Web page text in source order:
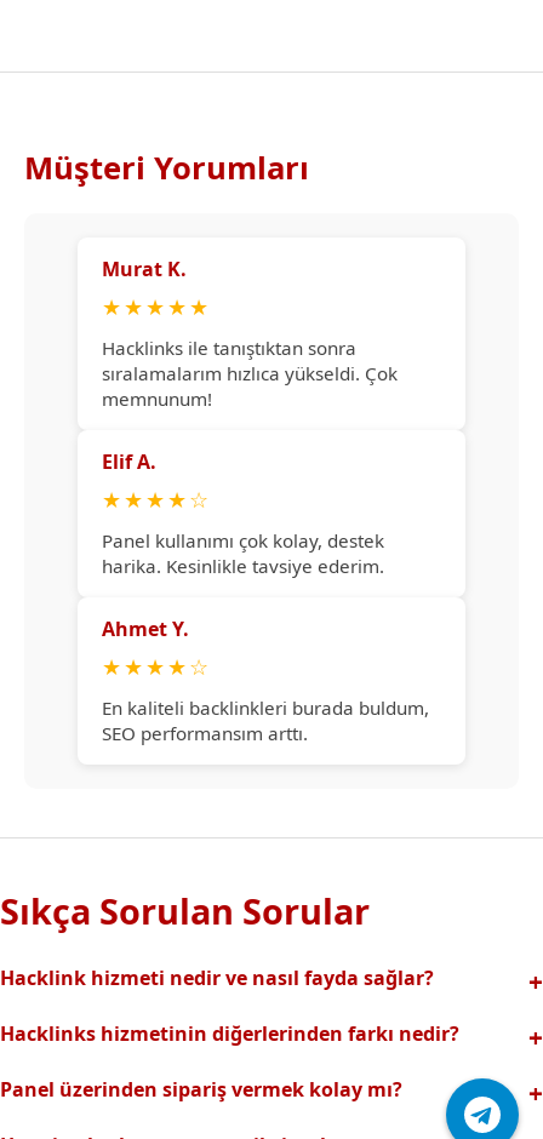
Müşteri Yorumları
Murat K.
★★★★★
Hacklinks ile tanıştıktan sonra
sıralamalarım hızlıca yükseldi. Çok
memnunum!
Elif A.
★★★★☆
Panel kullanımı çok kolay, destek
harika. Kesinlikle tavsiye ederim.
Ahmet Y.
★★★★☆
En kaliteli backlinkleri burada buldum,
SEO performansım arttı.
Sıkça Sorulan Sorular
Hacklink hizmeti nedir ve nasıl fayda sağlar?
backlinklerle sitenizin arama motorlarındaki
sıralamalarınız hızlıca yükselir.
Hacklinks hizmetinin diğerlerinden farkı nedir?
riski olmadan, en kaliteli ve etkili backlinkler sunuyoruz.
Profesyonel ekibimizle hızlı destek sağlanır.Ayrıca Daha
Panel üzerinden sipariş vermek kolay mı?
Hacklinks paneli kullanıcı dostu arayüzüyle kolayca sipariş